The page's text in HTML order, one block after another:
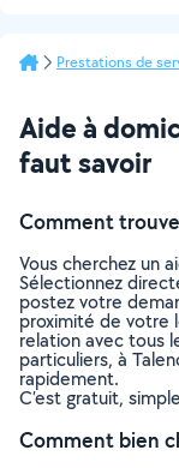
Prestations de
Aide à
faut savoir
Comment
Vous cherchez un
Sélectionnez
postez votre
proximité de votre
relation avec tous
particuliers, à
rapidement.
C’est gratuit,
Comment bien